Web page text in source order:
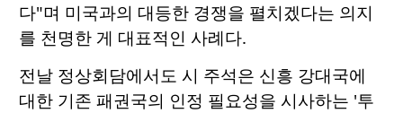
다"며 미국과의 대등한 경쟁을 펼치겠다는 의지
를 천명한 게 대표적인 사례다.
전날 정상회담에서도 시 주석은 신흥 강대국에
대한 기존 패권국의 인정 필요성을 시사하는 '투